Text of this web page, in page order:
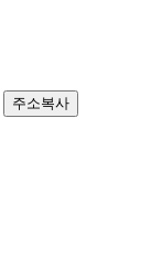
주소복사